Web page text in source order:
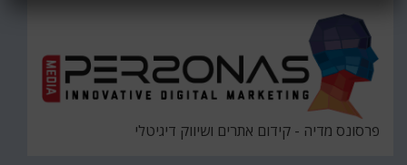
פרסונס מדיה - קידום אתרים ושיווק דיגיטלי